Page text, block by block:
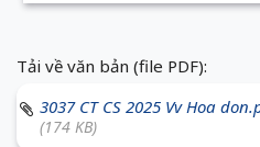
Tải về văn bản (file PDF):
3037 CT CS 2025 Vv Hoa
(174 KB)